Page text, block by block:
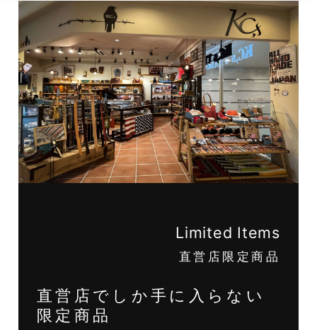
Limited Items
直営店限定商品
直営店でしか手に入らない
限定商品